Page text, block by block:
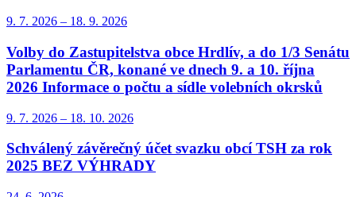
9. 7. 2026 – 18. 9. 2026
Volby do Zastupitelstva obce Hrdlív, a do 1/3 Senátu
Parlamentu ČR, konané ve dnech 9. a 10. října
2026 Informace o počtu a sídle volebních okrsků
9. 7. 2026 – 18. 10. 2026
Schválený závěrečný účet svazku obcí TSH za rok
2025 BEZ VÝHRADY